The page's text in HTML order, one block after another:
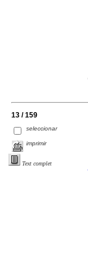
13 / 159
seleccionar
imprimir
Text complet